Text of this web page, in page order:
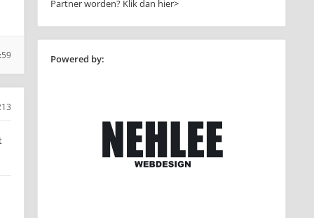
Partner worden? Klik dan hier>
Powered by: